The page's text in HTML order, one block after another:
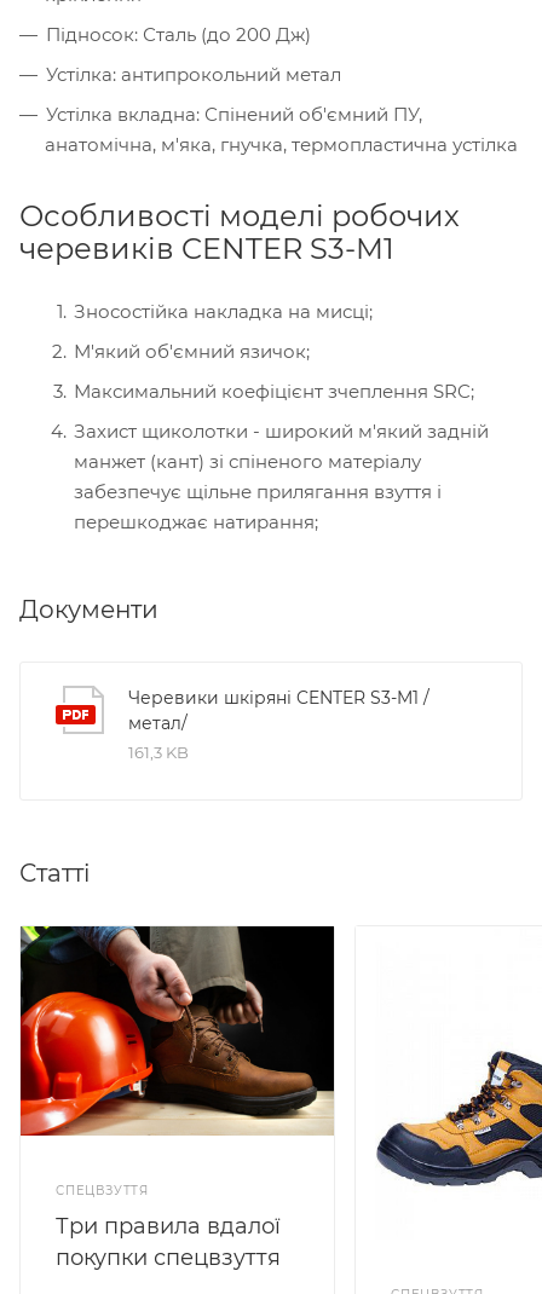
Підносок: Сталь (до 200 Дж)
Устілка: антипрокольний метал
Устілка вкладна: Спінений об'ємний ПУ,
анатомічна, м'яка, гнучка, термопластична устілка
Особливості моделі робочих
черевиків CENTER S3-M1
Зносостійка накладка на мисці;
М'який об'ємний язичок;
Максимальний коефіцієнт зчеплення SRC;
Захист щиколотки - широкий м'який задній
манжет (кант) зі спіненого матеріалу
забезпечує щільне прилягання взуття і
перешкоджає натирання;
Документи
Черевики шкіряні CENTER S3-M1 /
метал/
161,3 KB
Статті
СПЕЦВЗУТТЯ
Три правила вдалої
покупки спецвзуття